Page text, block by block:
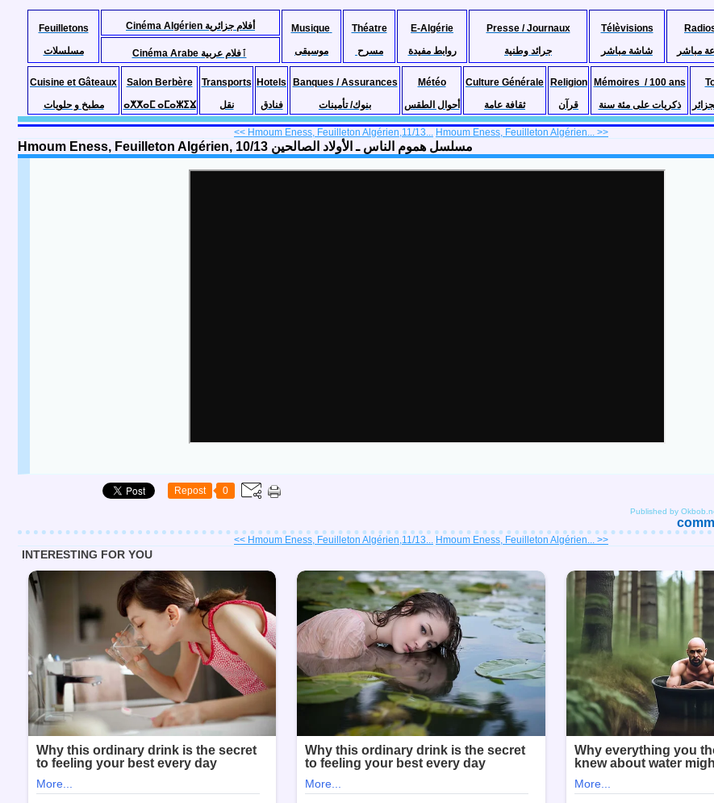
Feuilletons
مسلسلات
Cinéma Algérien أفلام جزائرية
Musique
موسيقى
Théatre
مسرح
E-Algérie
روابط مفيدة
Presse / Journaux
جرائد وطنية
Télèvisions
شاشة مباشر
مباشر
Cinéma Arabe ٱفلام عربية
Cuisine et Gâteaux
مطبخ و حلويات
Salon Berbère
ⴰⵅⵅⴰⵎ ⴰⵎⴰⵣⵉⴴ
Transports
نقل
Hotels
فنادق
Banques / Assurances
بنوك/ تأمينات
Météo
أحوال الطقس
Culture Générale
ثقافة عامة
Religion
قرآن
Mémoires / 100 ans
ذكريات على مئة سنة
<< Hmoum Eness, Feuilleton Algérien,11/13... Hmoum Eness, Feuilleton Algérien... >>
Hmoum Eness, Feuilleton Algérien, 10/13 مسلسل هموم الناس ـ الأولاد الصالحين
Repost 0
Published by
<< Hmoum Eness, Feuilleton Algérien,11/13... Hmoum Eness, Feuilleton Algérien... >>